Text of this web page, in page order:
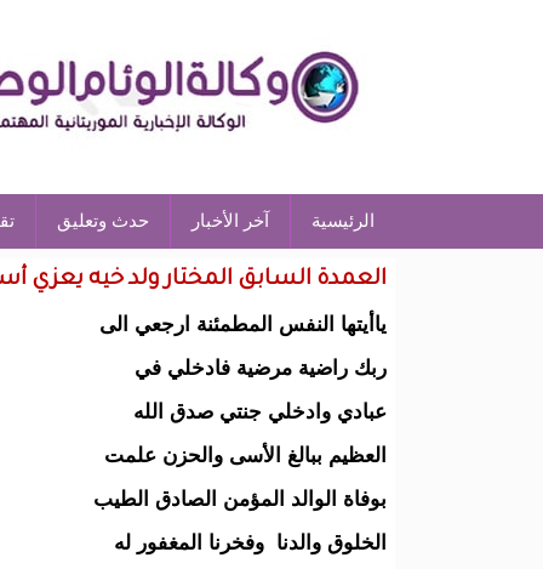
الرئيسية آخر الأخبار حدث وتعليق
العمدة السابق المختار ولد خيه
ياأيتها النفس المطمئنة ارجعي الى
ربك راضية مرضية فادخلي في
عبادي وادخلي جنتي صدق الله
العظيم ببالغ الأسى والحزن علمت
بوفاة الوالد المؤمن الصادق الطيب
الخلوق والدنا وفخرنا المغفور له